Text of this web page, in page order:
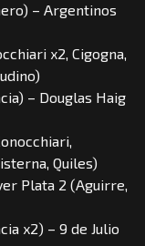
– Argentinos
x2, Cigogna,
– Douglas Haig
Quiles)
Plata 2 (Aguirre,
x2) – 9 de Julio